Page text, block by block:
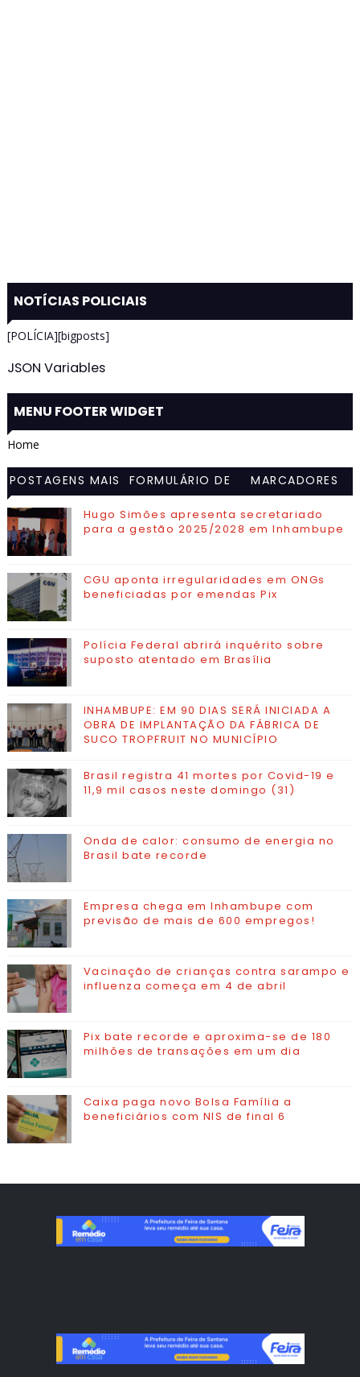
NOTÍCIAS POLICIAIS
[POLÍCIA][bigposts]
JSON Variables
MENU FOOTER WIDGET
Home
POSTAGENS MAIS
VISITADAS
FORMULÁRIO DE
MARCADORES
Hugo Simões apresenta secretariado
para a gestão 2025/2028 em Inhambupe
CGU aponta irregularidades em ONGs
beneficiadas por emendas Pix
Polícia Federal abrirá inquérito sobre
suposto atentado em Brasília
INHAMBUPE: EM 90 DIAS SERÁ INICIADA A
OBRA DE IMPLANTAÇÃO DA FÁBRICA DE
SUCO TROPFRUIT NO MUNICÍPIO
Brasil registra 41 mortes por Covid-19 e
11,9 mil casos neste domingo (31)
Onda de calor: consumo de energia no
Brasil bate recorde
Empresa chega em Inhambupe com
previsão de mais de 600 empregos!
Vacinação de crianças contra sarampo e
influenza começa em 4 de abril
Pix bate recorde e aproxima-se de 180
milhões de transações em um dia
Caixa paga novo Bolsa Família a
beneficiários com NIS de final 6